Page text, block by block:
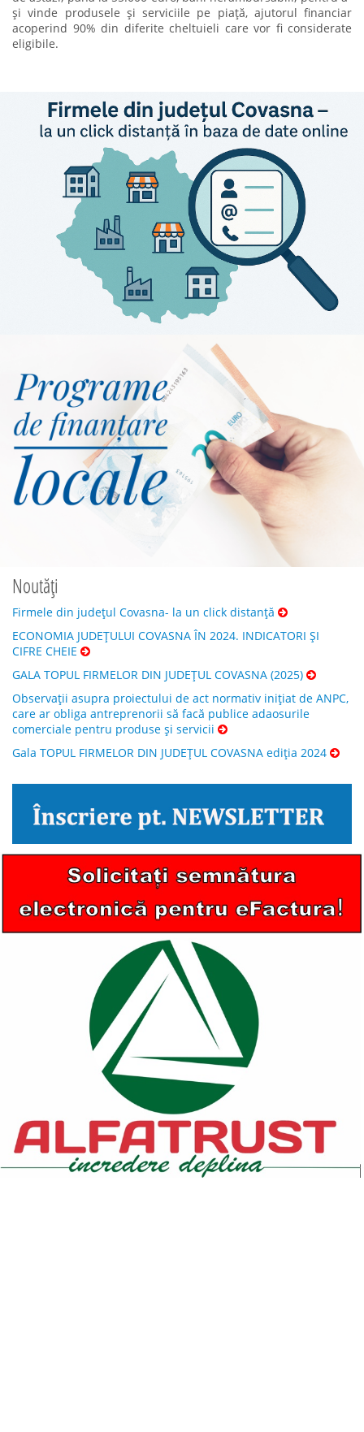
și vinde produsele și serviciile pe piață, ajutorul financiar
acoperind 90% din diferite cheltuieli care vor fi considerate
eligibile.
Noutăți
Firmele din județul Covasna- la un click distanță
ECONOMIA JUDEȚULUI COVASNA ÎN 2024. INDICATORI ȘI
CIFRE CHEIE
GALA TOPUL FIRMELOR DIN JUDEȚUL COVASNA (2025)
Observații asupra proiectului de act normativ inițiat de ANPC,
care ar obliga antreprenorii să facă publice adaosurile
comerciale pentru produse și servicii
Gala TOPUL FIRMELOR DIN JUDEȚUL COVASNA ediția 2024